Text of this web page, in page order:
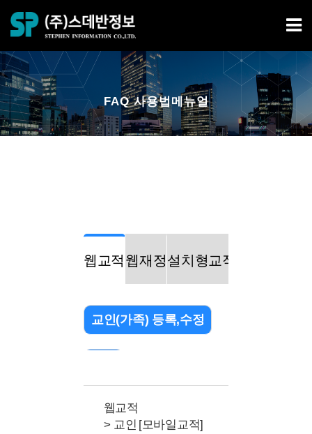
FAQ 사용법메뉴얼
웹교적 웹재정설치형교적
교인(가족) 등록,수정
출석 관리(QR/바코드)
웹교적
> 교인 [모바일교적]